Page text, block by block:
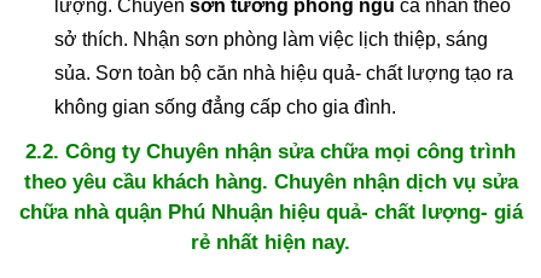
lượng. Chuyên sơn tường phòng ngủ cá nhân theo
sở thích. Nhận sơn phòng làm việc lịch thiệp, sáng
sủa. Sơn toàn bộ căn nhà hiệu quả- chất lượng tạo ra
không gian sống đẳng cấp cho gia đình.
2.2. Công ty Chuyên nhận sửa chữa mọi công trình
theo yêu cầu khách hàng. Chuyên nhận dịch vụ sửa
chữa nhà quận Phú Nhuận hiệu quả- chất lượng- giá
rẻ nhất hiện nay.